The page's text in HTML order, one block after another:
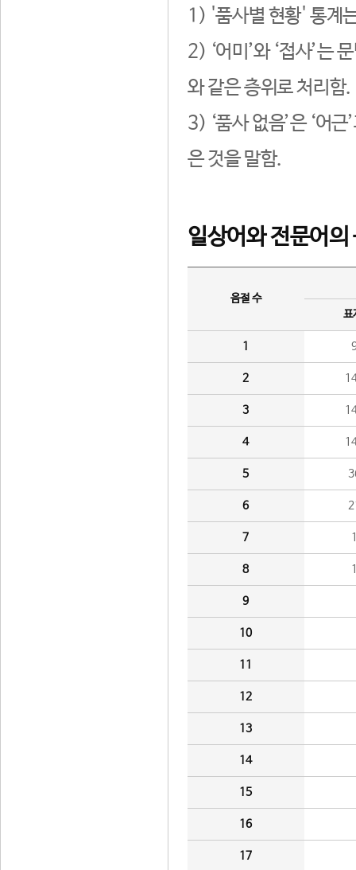
1) '품사별 현황' 통계
2) ‘어미’와 ‘접사’는
와 같은 층위로 처리함.
3) ‘품사 없음’은 ‘어
은 것을 말함.
일상어와 전문어의
음절 수
표
1
2
3
4
5
6
7
8
9
10
11
12
13
14
15
16
17